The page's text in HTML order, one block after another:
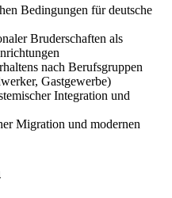
Bedingungen für deutsche
Bruderschaften als
nach Berufsgruppen
Gastgewerbe)
Integration und
Migration und modernen